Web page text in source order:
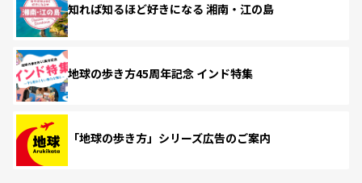
知れば知るほど好きになる 湘南・江の島
地球の歩き方45周年記念 インド特集
「地球の歩き方」シリーズ広告のご案内